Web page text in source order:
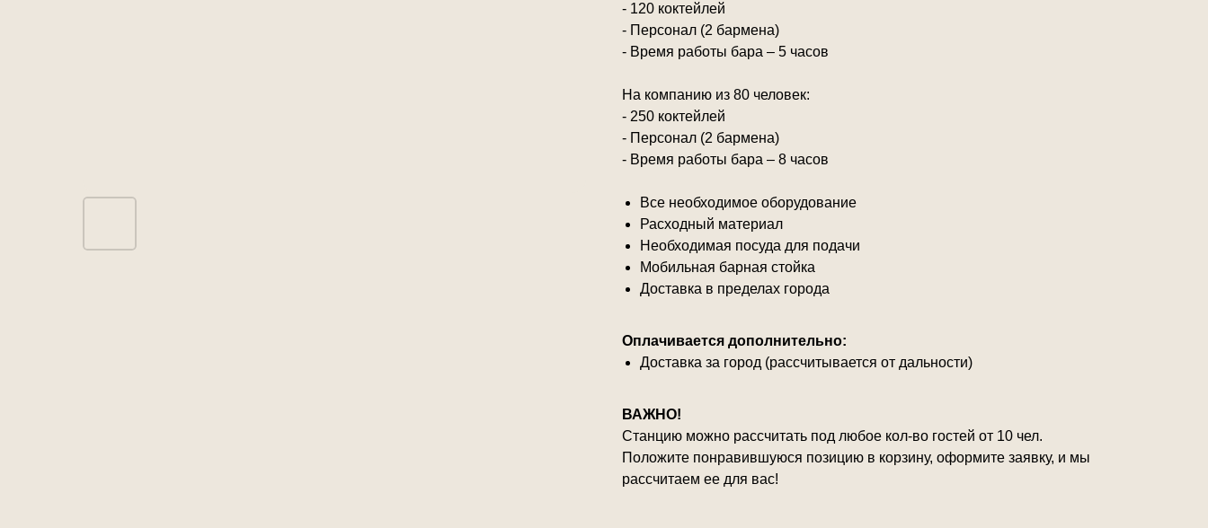
- 120 коктейлей
- Персонал (2 бармена)
- Время работы бара – 5 часов
На компанию из 80 человек:
- 250 коктейлей
- Персонал (2 бармена)
- Время работы бара – 8 часов
Все необходимое оборудование
Расходный материал
Необходимая посуда для подачи
Мобильная барная стойка
Доставка в пределах города
Оплачивается дополнительно:
Доставка за город (рассчитывается от дальности)
ВАЖНО!
Станцию можно рассчитать под любое кол-во гостей от 10 чел.
Положите понравившуюся позицию в корзину, оформите заявку, и мы
рассчитаем ее для вас!